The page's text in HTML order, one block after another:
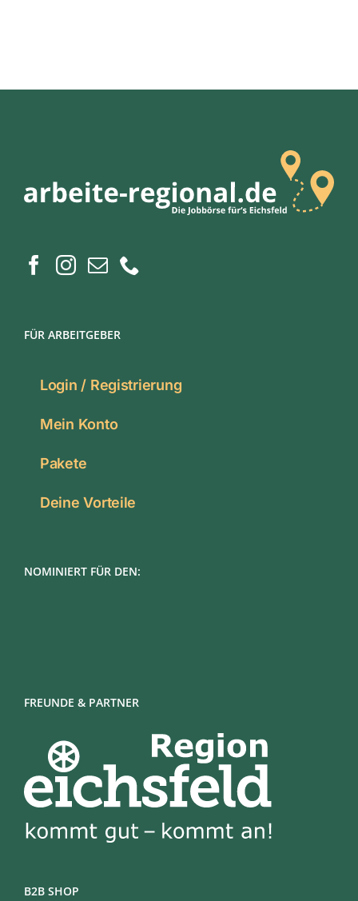
FÜR ARBEITGEBER
Login / Registrierung
Mein Konto
Pakete
Deine Vorteile
NOMINIERT FÜR DEN:
FREUNDE & PARTNER
B2B SHOP